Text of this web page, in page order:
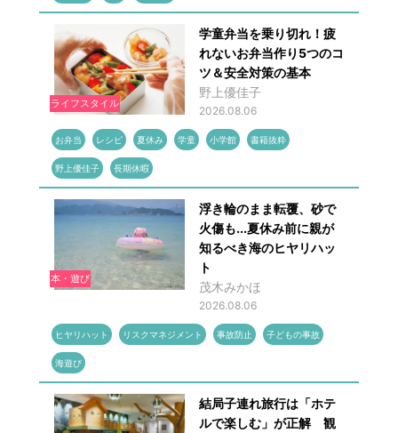
ライフスタイル
学童弁当を乗り切れ！疲
れないお弁当作り5つのコ
ツ＆安全対策の基本
野上優佳子
2026.08.06
お弁当 レシピ 夏休み 学童 小学館 書籍抜粋
野上優佳子 長期休暇
本・遊び
浮き輪のまま転覆、砂で
火傷も...夏休み前に親が
知るべき海のヒヤリハッ
ト
茂木みかほ
2026.08.06
ヒヤリハット リスクマネジメント 事故防止 子どもの事故
海遊び
結局子連れ旅行は「ホテ
ルで楽しむ」が正解 観